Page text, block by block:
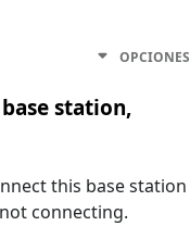
OPCIONES
station,
this base station
connecting.